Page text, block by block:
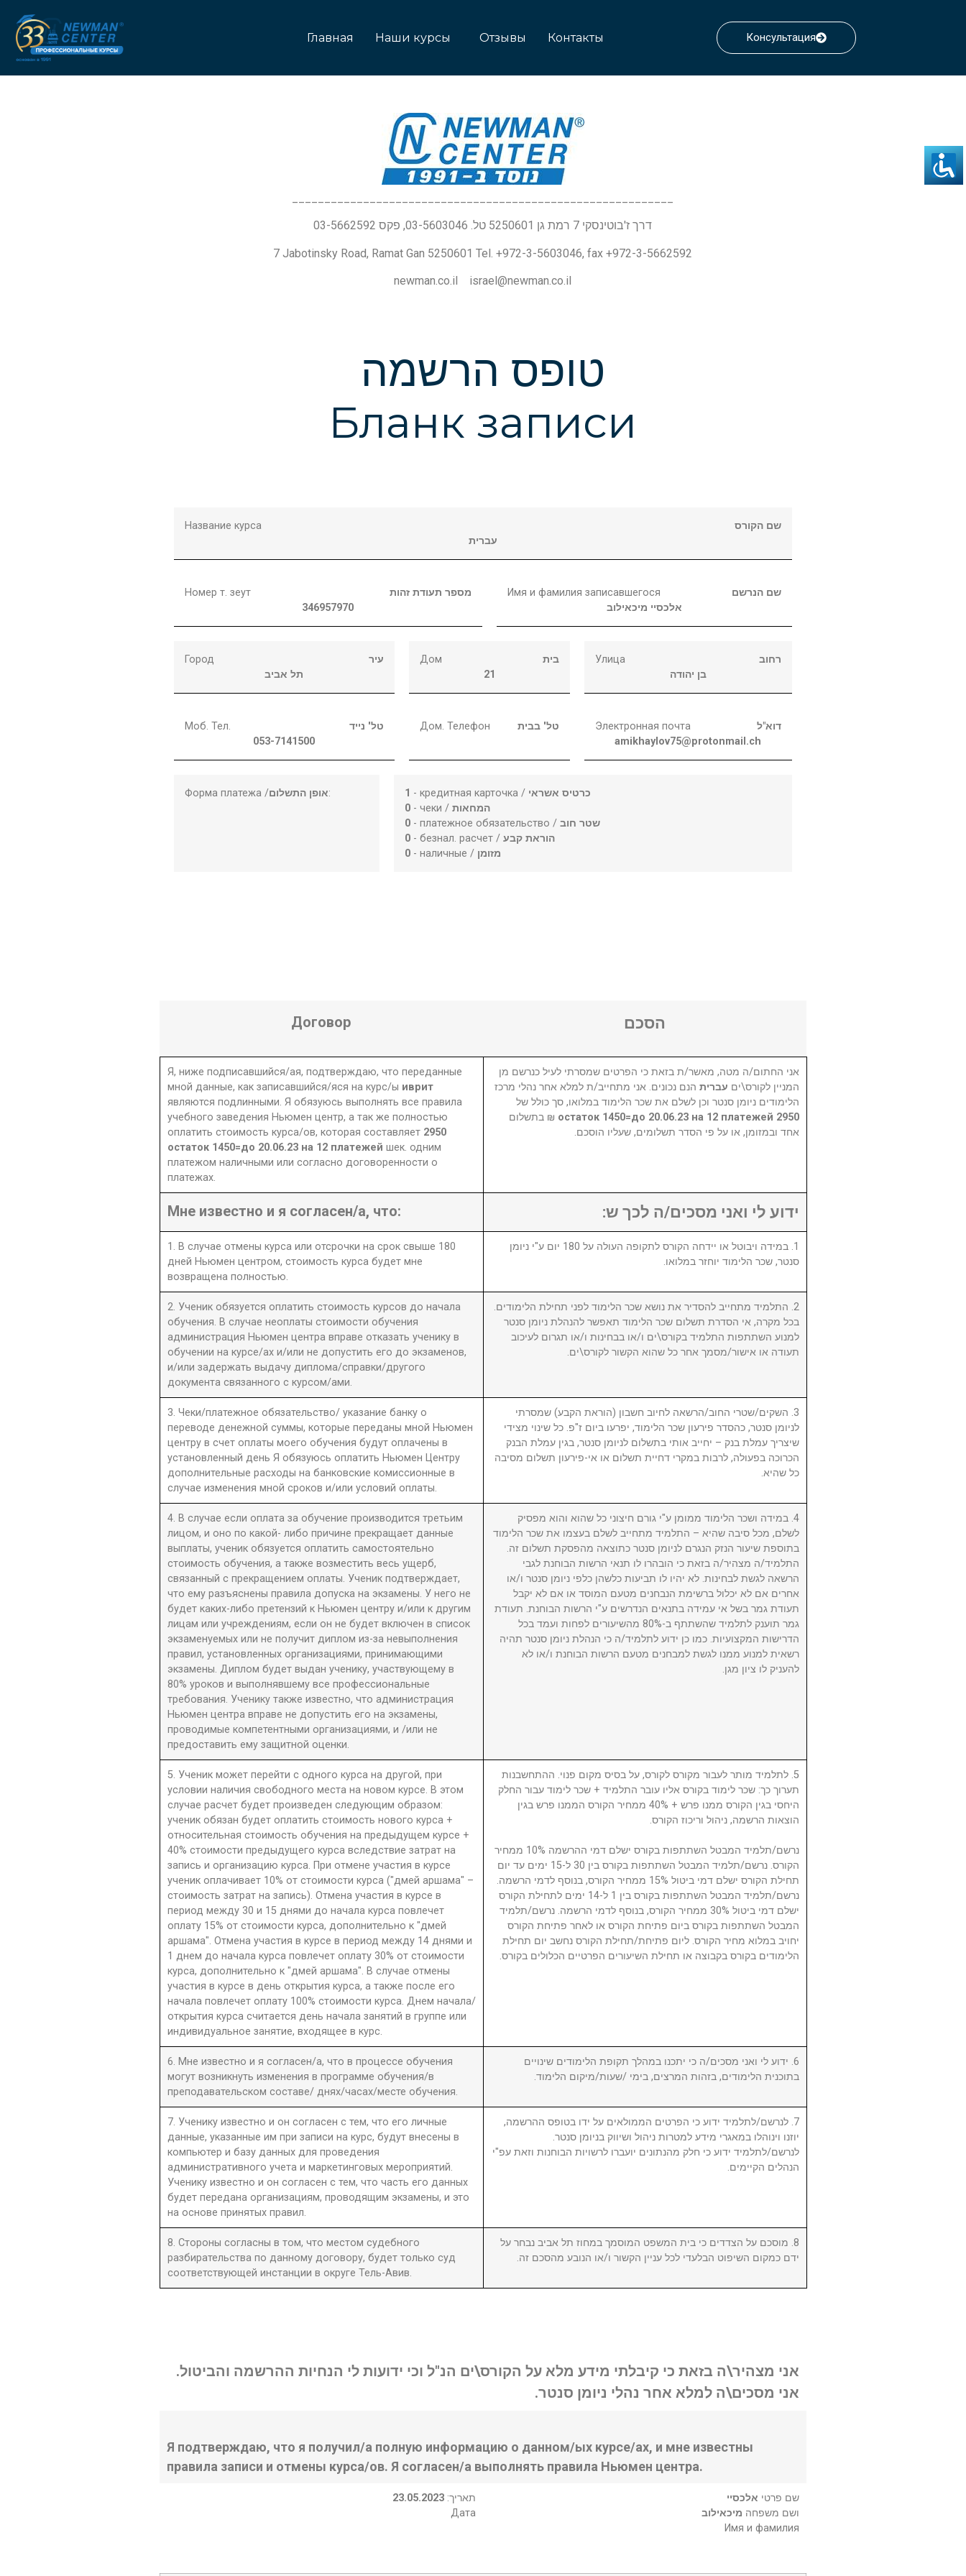
Главная Наши курсы Отзывы Контакты Консультация
דרך ז'בוטינסקי 7 רמת גן 5250601 טל. 03-5603046, פקס 03-5662592
7 Jabotinsky Road, Ramat Gan 5250601 Tel. +972-3-5603046, fax +972-3-5662592
newman.co.il israel@newman.co.il
טופס הרשמה
Бланк записи
Название курса
שם הקורס
עברית
Номер т. зеут
מספר תעודת זהות
346957970
Имя и фамилия записавшегося
שם הנרשם
אלכסיי מיכאילוב
Город
עיר
תל אביב
Дом
בית
21
Улица
רחוב
בן יהודה
Моб. Тел.
טל' נייד
053-7141500
Дом. Телефон טל' בבית Электронная почта
דוא"ל
amikhaylov75@protonmail.ch
Форма платежа /אופן התשלום: 1 - кредитная карточка / כרטיס אשראי
0- чеки / המחאות
0- платежное обязательство / שטר חוב
0- безнал. расчет / הוראת קבע
0- наличные / מזומן
Договор הסכם
Я, ниже подписавшийся/ая, подтверждаю, что переданные
мной данные, как записавшийся/яся на курс/ы иврит
являются подлинными. Я обязуюсь выполнять все правила
учебного заведения Ньюмен центр, а так же полностью
оплатить стоимость курса/ов, которая составляет 2950
остаток 1450=до 20.06.23 на 12 платежей шек. одним
платежом наличными или согласно договоренности о
платежах.
אני החתום/ה מטה, מאשר/ת בזאת כי הפרטים שמסרתי לעיל כנרשם מן
המניין לקורס\ים עברית הנם נכונים. אני מתחייב/ת למלא אחר נהלי מרכז
הלימודים ניומן סנטר וכן לשלם את שכר הלימוד במלואו, סך כולל של
2950 остаток 1450=до 20.06.23 на 12 платежей
₪ בתשלום
אחד ובמזומן, או על פי הסדר תשלומים, שעליו הוסכם.
Мне известно и я согласен/а, что: ידוע לי ואני מסכים/ה לכך ש:
1. В случае отмены курса или отсрочки на срок свыше 180
дней Ньюмен центром, стоимость курса будет мне
возвращена полностью.
1. במידה ויבוטל או יידחה הקורס לתקופה העולה על 180 יום ע"י ניומן
סנטר, שכר הלימוד יוחזר במלואו.
2. Ученик обязуется оплатить стоимость курсов до начала
обучения. В случае неоплаты стоимости обучения
администрация Ньюмен центра вправе отказать ученику в
обучении на курсе/ах и/или не допустить его до экзаменов,
и/или задержать выдачу диплома/справки/другого
документа связанного с курсом/ами.
2. התלמיד מתחייב להסדיר את נושא שכר הלימוד לפני תחילת הלימודים.
בכל מקרה, אי הסדרת תשלום שכר הלימוד תאפשר להנהלת ניומן סנטר
למנוע השתתפות התלמיד בקורס\ים ו/או בבחינות ו/או תגרום לעיכוב
תעודה או אישור/מסמך אחר כל שהוא הקשור לקורס\ים.
3. Чеки/платежное обязательство/ указание банку о
переводе денежной суммы, которые переданы мной Ньюмен
центру в счет оплаты моего обучения будут оплачены в
установленный день Я обязуюсь оплатить Ньюмен Центру
дополнительные расходы на банковские комиссионные в
случае изменения мной сроков и/или условий оплаты.
3. השקים/שטרי החוב/הרשאה לחיוב חשבון (הוראת הקבע) שמסרתי
לניומן סנטר, כהסדר פירעון שכר הלימוד, יפרעו ביום ז"פ. כל שינוי מצידי
שיצריך עמלת בנק – יחייב אותי בתשלום לניומן סנטר, בגין עמלת הבנק
הכרוכה בפעולה, לרבות במקרי דחיית תשלום או אי-פירעון תשלום מסיבה
כל שהיא.
4. В случае если оплата за обучение производится третьим
лицом, и оно по какой- либо причине прекращает данные
выплаты, ученик обязуется оплатить самостоятельно
стоимость обучения, а также возместить весь ущерб,
связанный с прекращением оплаты. Ученик подтверждает,
что ему разъяснены правила допуска на экзамены. У него не
будет каких-либо претензий к Ньюмен центру и/или к другим
лицам или учреждениям, если он не будет включен в список
экзаменуемых или не получит диплом из-за невыполнения
правил, установленных организациями, принимающими
экзамены. Диплом будет выдан ученику, участвующему в
80% уроков и выполнявшему все профессиональные
требования. Ученику также известно, что администрация
Ньюмен центра вправе не допустить его на экзамены,
проводимые компетентными организациями, и /или не
предоставить ему защитной оценки.
4. במידה ושכר הלימוד ממומן ע"י גורם חיצוני כל שהוא והוא מפסיק
לשלם, מכל סיבה שהיא – התלמיד מתחייב לשלם בעצמו את שכר הלימוד
בתוספת שיעור הנזק הנגרם לניומן סנטר כתוצאה מהפסקת תשלום זה.
התלמיד/ה מצהיר/ה בזאת כי הובהרו לו תנאי הרשות הבוחנת לגבי
הרשאה לגשת לבחינות. לא יהיו לו תביעות כלשהן כלפי ניומן סנטר ו/או
אחרים אם לא יכלול ברשימת הנבחנים מטעם המוסד או אם לא יקבל
תעודת גמר בשל אי עמידה בתנאים הנדרשים ע"י הרשות הבוחנת. תעודת
גמר תוענק לתלמיד שהשתתף ב-80% מהשיעורים לפחות ועמד בכל
הדרישות המקצועיות. כמו כן ידוע לתלמיד/ה כי הנהלת ניומן סנטר תהיה
רשאית למנוע ממנו לגשת למבחנים מטעם הרשות הבוחנת ו/או לא
להעניק לו ציון מגן.
5. Ученик может перейти с одного курса на другой, при
условии наличия свободного места на новом курсе. В этом
случае расчет будет произведен следующим образом:
ученик обязан будет оплатить стоимость нового курса +
относительная стоимость обучения на предыдущем курсе +
40% стоимости предыдущего курса вследствие затрат на
запись и организацию курса. При отмене участия в курсе
ученик оплачивает 10% от стоимости курса ("дмей аршама" –
стоимость затрат на запись). Отмена участия в курсе в
период между 30 и 15 днями до начала курса повлечет
оплату 15% от стоимости курса, дополнительно к "дмей
аршама". Отмена участия в курсе в период между 14 днями и
1 днем до начала курса повлечет оплату 30% от стоимости
курса, дополнительно к "дмей аршама". В случае отмены
участия в курсе в день открытия курса, а также после его
начала повлечет оплату 100% стоимости курса. Днем начала/
открытия курса считается день начала занятий в группе или
индивидуальное занятие, входящее в курс.
5. לתלמיד מותר לעבור מקורס לקורס, על בסיס מקום פנוי. ההתחשבנות
תערוך כך: שכר לימוד בקורס אליו עובר התלמיד + שכר לימוד עבור החלק
היחסי בגין הקורס ממנו פרש + 40% ממחיר הקורס הממנו פרש בגין
הוצאות הרשמה, ניהול וריכוז הקורס.
נרשם/תלמיד המבטל השתתפות בקורס ישלם דמי ההרשמה 10% ממחיר
הקורס. נרשם/תלמיד המבטל השתתפות בקורס בין 30 ל-15 ימים עד יום
תחילת הקורס ישלם דמי ביטול 15% ממחיר הקורס, בנוסף לדמי הרשמה.
נרשם/תלמיד המבטל השתתפות בקורס בין 1 ל-14 ימים לתחילת הקורס
ישלם דמי ביטול 30% ממחיר הקורס, בנוסף לדמי הרשמה. נרשם/תלמיד
המבטל השתתפות בקורס ביום פתיחת הקורס או לאחר פתיחת הקורס
יחויב במלוא מחיר הקורס. ליום פתיחת/תחילת הקורס נחשב יום תחילת
הלימודים בקורס בקבוצה או תחילת השיעורים הפרטיים הכלולים בקורס.
6. Мне известно и я согласен/а, что в процессе обучения
могут возникнуть изменения в программе обучения/в
преподавательском составе/ днях/часах/месте обучения.
6. ידוע לי ואני מסכים/ה כי יתכנו במהלך תקופת הלימודים שינויים
בתוכנית הלימודים, בזהות המרצים, בימי /שעות/מיקום הלימוד.
7. Ученику известно и он согласен с тем, что его личные
данные, указанные им при записи на курс, будут внесены в
компьютер и базу данных для проведения
административного учета и маркетинговых мероприятий.
Ученику известно и он согласен с тем, что часть его данных
будет передана организациям, проводящим экзамены, и это
на основе принятых правил.
7. לנרשם/לתלמיד ידוע כי הפרטים הממולאים על ידו בטופס ההרשמה,
יוזנו וינוהלו במאגרי מידע למטרות ניהול ושיווק בניומן סנטר.
לנרשם/לתלמיד ידוע כי חלק מהנתונים יועברו לרשויות הבוחנות וזאת עפ"י
הנהלים הקיימים.
8. Стороны согласны в том, что местом судебного
разбирательства по данному договору, будет только суд
соответствующей инстанции в округе Тель-Авив.
8. מוסכם על הצדדים כי בית המשפט המוסמך במחוז תל אביב נבחר על
ידם כמקום השיפוט הבלעדי לכל עניין הקשור ו/או הנובע מהסכם זה.
אני מצהיר\ה בזאת כי קיבלתי מידע מלא על הקורס\ים הנ"ל וכי ידועות לי הנחיות ההרשמה והביטול.
אני מסכים\ה למלא אחר נהלי ניומן סנטר.
Я подтверждаю, что я получил/а полную информацию о данном/ых курсе/ах, и мне известны
правила записи и отмены курса/ов. Я согласен/а выполнять правила Ньюмен центра.
23.05.2023 :תאריך
Дата
שם פרטי אלכסיי
ושם משפחה מיכאילוב
Имя и фамилия